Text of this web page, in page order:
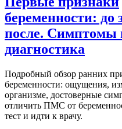
беременности: до
после. Симптомы
диагностика
Подробный обзор ранних
беременности: ощущения,
организме, достоверные
отличить ПМС от
тест и идти к врачу.